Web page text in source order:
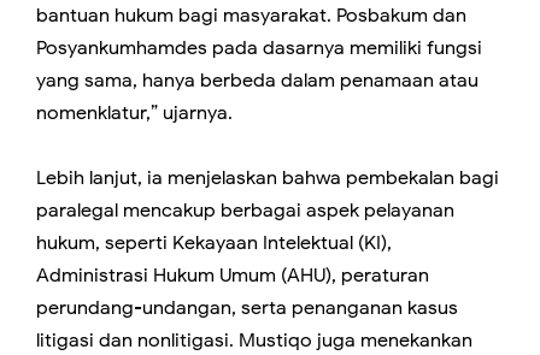
bantuan hukum bagi masyarakat. Posbakum dan
Posyankumhamdes pada dasarnya memiliki fungsi
yang sama, hanya berbeda dalam penamaan atau
nomenklatur,” ujarnya.
Lebih lanjut, ia menjelaskan bahwa pembekalan bagi
paralegal mencakup berbagai aspek pelayanan
hukum, seperti Kekayaan Intelektual (KI),
Administrasi Hukum Umum (AHU), peraturan
perundang-undangan, serta penanganan kasus
litigasi dan nonlitigasi. Mustiqo juga menekankan